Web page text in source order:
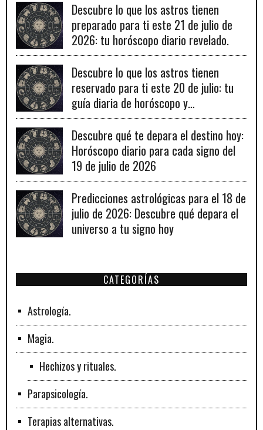
Descubre lo que los astros tienen
preparado para ti este 21 de julio de
2026: tu horóscopo diario revelado.
Descubre lo que los astros tienen
reservado para ti este 20 de julio: tu
guía diaria de horóscopo y
recomendaciones para un día lleno de
fortuna.
Descubre qué te depara el destino hoy:
Horóscopo diario para cada signo del
19 de julio de 2026
Predicciones astrológicas para el 18 de
julio de 2026: Descubre qué depara el
universo a tu signo hoy
CATEGORÍAS
Astrología.
Magia.
Hechizos y rituales.
Parapsicología.
Terapias alternativas.